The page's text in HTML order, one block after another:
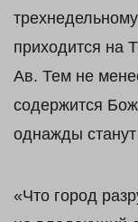
приходится на
Ав. Тем не
содержится
однажды
«Что город